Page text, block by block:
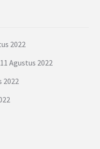
2022
11 Agustus 2022
2022